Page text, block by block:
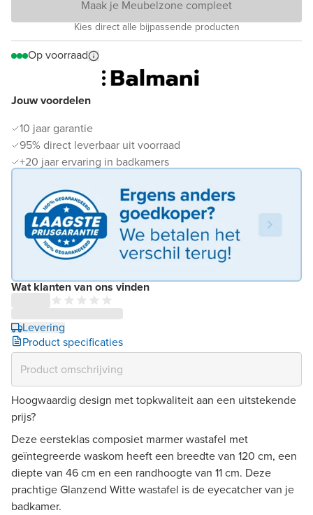
Jouw voordelen
10 jaar garantie
95% direct leverbaar uit voorraad
+20 jaar ervaring in badkamers
Wat klanten van ons vinden
Levering
Product specificaties
Maak je Meubelzone compleet
Kies direct alle bijpassende producten
Op voorraad
Hoogwaardig design met topkwaliteit aan een uitstekende
prijs?
Deze eersteklas composiet marmer wastafel met
geïntegreerde waskom heeft een breedte van 120 cm, een
diepte van 46 cm en een randhoogte van 11 cm. Deze
prachtige Glanzend Witte wastafel is de eyecatcher van je
badkamer.